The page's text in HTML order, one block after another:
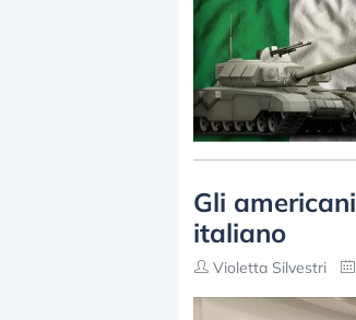
Gli
italiano
Violetta Silvestri